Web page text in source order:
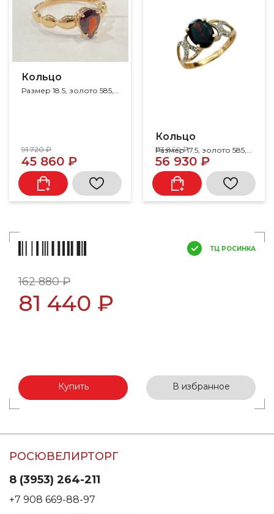
Кольцо
Размер 18.5, золото 585, гранат
91 720 ₽
45 860 ₽
Кольцо
113 860 ₽
56 930 ₽
ТЦ РОСИНКА
162 880 ₽
81 440 ₽
Купить В избранное
РОСЮВЕЛИРТОРГ
8 (3953) 264-211
+7 908 669-88-97